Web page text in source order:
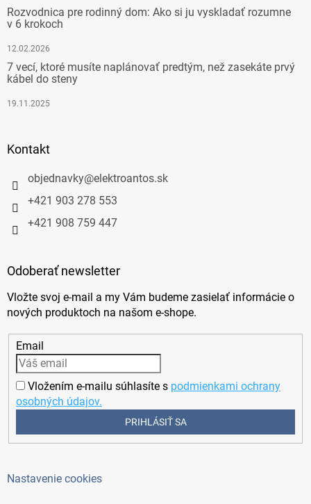
Rozvodnica pre rodinný dom: Ako si ju vyskladať rozumne
v 6 krokoch
12.02.2026
7 vecí, ktoré musíte naplánovať predtým, než zasekáte prvý
kábel do steny
19.11.2025
Kontakt
objednavky@elektroantos.sk
+421 903 278 553
+421 908 759 447
Odoberať newsletter
Vložte svoj e-mail a my Vám budeme zasielať informácie o
nových produktoch na našom e-shope.
Email
Vložením e-mailu súhlasíte s podmienkami ochrany
osobných údajov.
PRIHLÁSIŤ SA
Nastavenie cookies